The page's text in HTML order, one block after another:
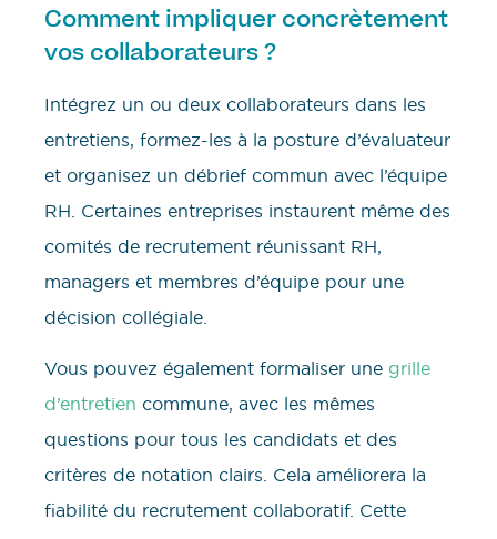
Comment impliquer concrètement
vos collaborateurs ?
Intégrez un ou deux collaborateurs dans les
entretiens, formez-les à la posture d’évaluateur
et organisez un débrief commun avec l’équipe
RH. Certaines entreprises instaurent même des
comités de recrutement réunissant RH,
managers et membres d’équipe pour une
décision collégiale.
Vous pouvez également formaliser une grille
d’entretien commune, avec les mêmes
questions pour tous les candidats et des
critères de notation clairs. Cela améliorera la
fiabilité du recrutement collaboratif. Cette